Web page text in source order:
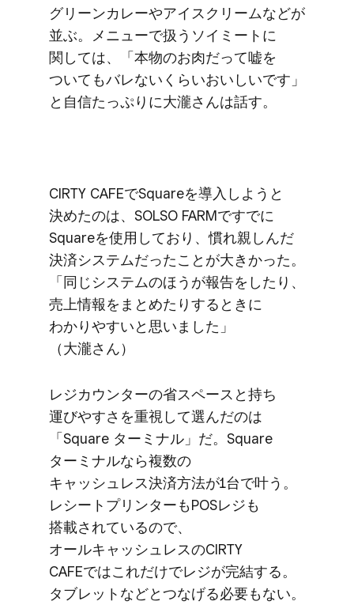
グリーンカレーや​アイスクリームなどが​
並ぶ。​メニューで​扱う​ソイミートに​
関しては、​「本物の​お肉だって​嘘を​
ついても​バレない​くらい​おいしいです」
と​自信たっぷりに​大瀧さんは​話す。
CIRTY CAFEで​Squareを​導入しようと​
決めたのは、​SOLSO FARMですでに​
Squareを​使用しており、​慣れ親しんだ​
決済システムだった​ことが​大きかった。​
「同じ​システムの​ほうが​報告を​したり、​
売上情報を​まとめたりする​ときに​
わかりやすいと​思いました」​
（大瀧さん）
レジカウンターの​省スペースと​持ち​
運びやすさを​重視して​選んだのは​
「Square ターミナル」だ。​Square
ターミナルなら​複数の​
キャッシュレス決済方​法が​1台で​叶う。​
レシートプリンターも​POSレジも​
搭載されているので、​
オールキャッシュレスの​CIRTY
CAFEでは​これだけで​レジが​完結する。​
タブレットなどとつな​げる​必要も​ない。​